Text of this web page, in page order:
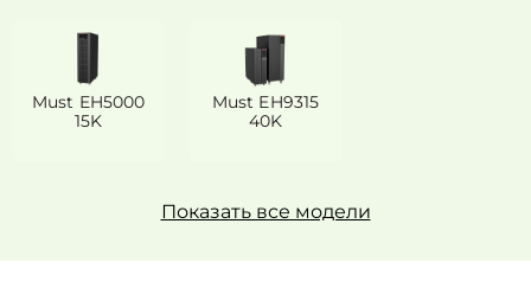
Must EH5000
15K
Must EH9315
40K
Показать все модели